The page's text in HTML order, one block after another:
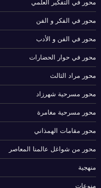
محور في التفكير العلمي
محور في الفكر و الفن
محور في الفن و الأدب
محور في حوار الحضارات
محور مراد الثالث
محور مسرحية شهرزاد
محور مسرحية مغامرة
محور مقامات الهمذاني
محور من شواغل عالمنا المعاصر
منهجية
منوعات